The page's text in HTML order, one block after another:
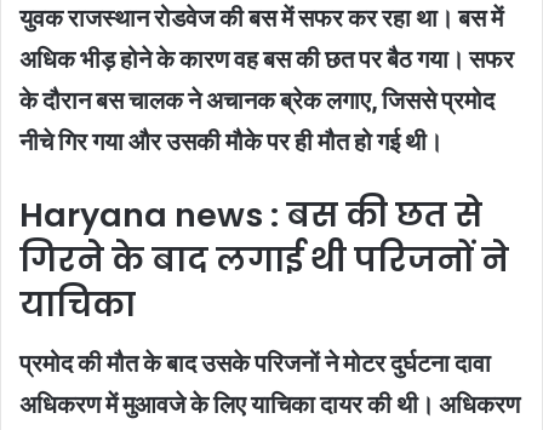
युवक राजस्थान रोडवेज की बस में सफर कर रहा था। बस में
अधिक भीड़ होने के कारण वह बस की छत पर बैठ गया। सफर
के दौरान बस चालक ने अचानक ब्रेक लगाए, जिससे प्रमोद
नीचे गिर गया और उसकी मौके पर ही मौत हो गई थी।
Haryana news : बस की छत से
गिरने के बाद लगाई थी परिजनों ने
याचिका
प्रमोद की मौत के बाद उसके परिजनों ने मोटर दुर्घटना दावा
अधिकरण में मुआवजे के लिए याचिका दायर की थी। अधिकरण